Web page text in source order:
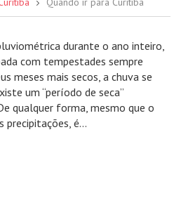
durante o ano inteiro,
com tempestades sempre
meses mais secos, a chuva se
um “período de seca”
qualquer forma, mesmo que o
é...